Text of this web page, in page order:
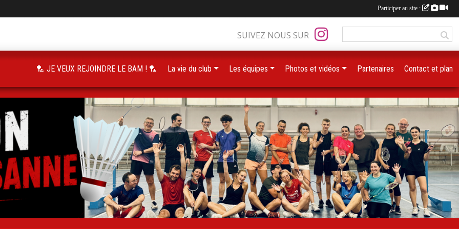
SUIVEZ NOUS SUR
🏸 JE VEUX REJOINDRE LE BAM ! 🏸 La vie du club Les équipes Photos et vidéos Partenaires Contact et plan
Participer au site :